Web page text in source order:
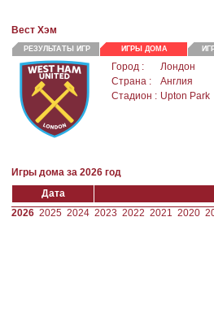
Вест Хэм
РЕЗУЛЬТАТЫ ИГР ИГРЫ ДОМА
Город :
Лондон
Страна :
Англия
Стадион : Upton Park
Игры дома за 2026 год
Дата
2026 2025 2024 2023 2022 2021 2020